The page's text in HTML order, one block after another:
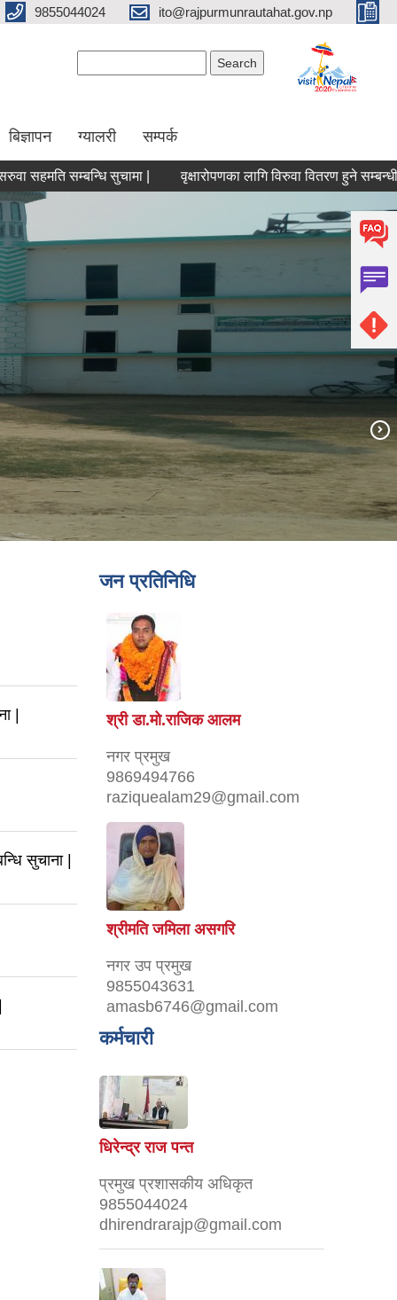
9855044024 ito@rajpurmunrautahat.gov.np
बिज्ञापन ग्यालरी सम्पर्क
सम्बन्धि सुचामा | वृक्षारोपणका लागि विरुवा वितरण हुने सम्बन्धी सुचना |
|
सुचाना |
जन प्रतिनिधि
श्री डा.मो.राजिक आलम
नगर प्रमुख
9869494766
raziquealam29@gmail.com
श्रीमति जमिला असगरि
नगर उप प्रमुख
9855043631
amasb6746@gmail.com
कर्मचारी
धिरेन्द्र राज पन्त
प्रमुख प्रशासकीय अधिकृत
9855044024
dhirendrarajp@gmail.com